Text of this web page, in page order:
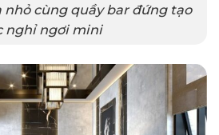
nhỏ cùng quầy bar đứng tạo
nghỉ ngơi mini